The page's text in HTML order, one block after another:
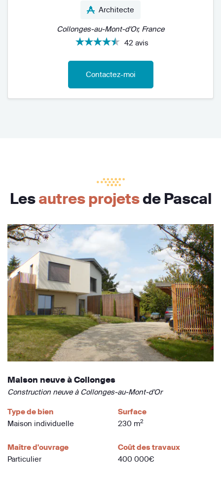
Architecte
Collonges-au-Mont-d'Or, France
42 avis
Contactez-moi
Lesautres projetsde Pascal
Maison neuve à Collonges
Construction neuve à Collonges-au-Mont-d'Or
Type de bien
Maison individuelle
Surface
230 m2
Maître d'ouvrage
Particulier
Coût des travaux
400 000€